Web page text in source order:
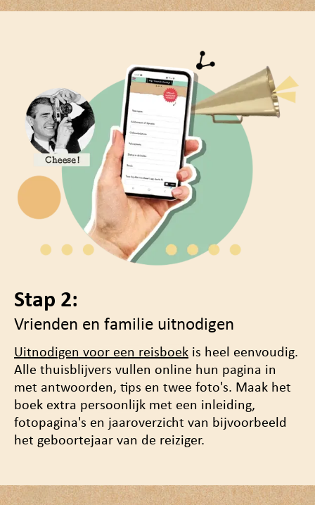
Stap 2:
Vrienden en familie uitnodigen
Uitnodigen voor een reisboek is heel eenvoudig.
Alle thuisblijvers vullen online hun pagina in
met antwoorden, tips en twee foto's. Maak het
boek extra persoonlijk met een inleiding,
fotopagina's en jaaroverzicht van bijvoorbeeld
het geboortejaar van de reiziger.